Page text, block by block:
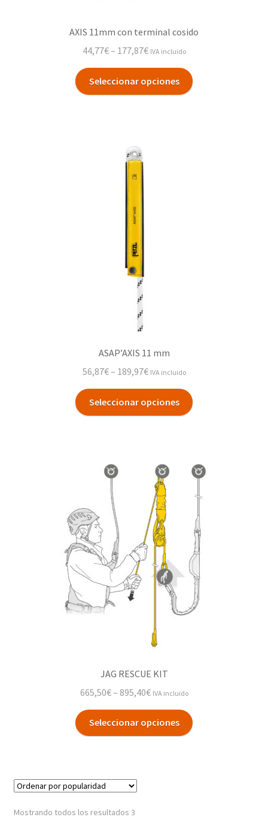
AXIS 11mm con terminal cosido
44,77€– 177,87€ IVA incluido
Seleccionar opciones
ASAP’AXIS 11 mm
56,87€– 189,97€ IVA incluido
Seleccionar opciones
JAG RESCUE KIT
665,50€– 895,40€ IVA incluido
Seleccionar opciones
Mostrando todos los resultados 3